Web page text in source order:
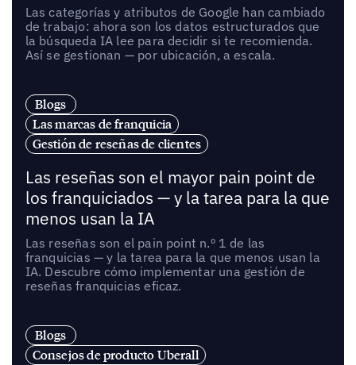
Las categorías y atributos de Google han cambiado
de trabajo: ahora son los datos estructurados que
la búsqueda IA lee para decidir si te recomienda.
Así se gestionan — por ubicación, a escala.
Blogs
Las marcas de franquicia
Gestión de reseñas de clientes
Las reseñas son el mayor pain point de
los franquiciados — y la tarea para la que
menos usan la IA
Las reseñas son el pain point n.º 1 de las
franquicias — y la tarea para la que menos usan la
IA. Descubre cómo implementar una gestión de
reseñas franquicias eficaz.
Blogs
Consejos de producto Uberall